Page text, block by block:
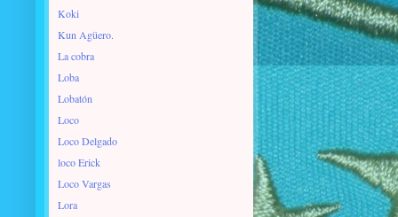
Koki
Kun Agüero.
La cobra
Loba
Lobatón
Loco
Loco Delgado
loco Erick
Loco Vargas
Lora